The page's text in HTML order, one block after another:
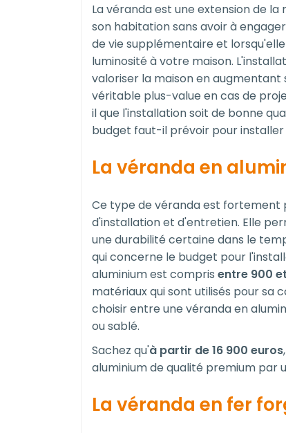
La véranda est une extension de
son habitation sans avoir à
de vie supplémentaire et
luminosité à votre maison.
valoriser la maison en
véritable plus-value en cas de
il que l'installation soit de bonne
budget faut-il prévoir pour installer
La véranda en
Ce type de véranda est fortement
d'installation et d'entretien. Elle
une durabilité certaine dans le
qui concerne le budget pour
aluminium est compris entre 900
matériaux qui sont utilisés pour sa
choisir entre une véranda en
ou sablé.
Sachez qu'à partir de 16 900 euros
aluminium de qualité premium par
La véranda en fer